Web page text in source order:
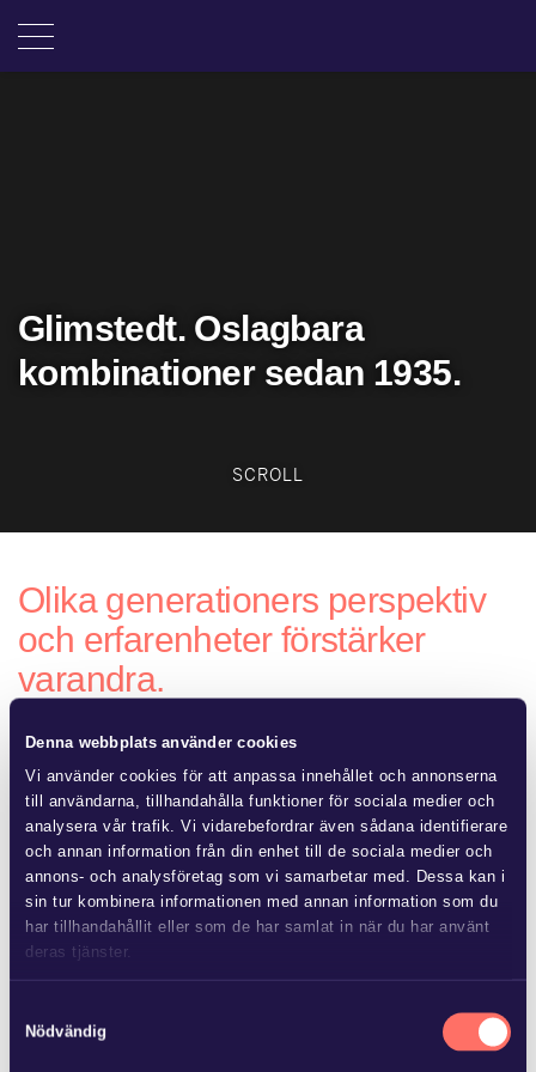
Denna webbplats använder cookies
Vi använder cookies för att anpassa innehållet och annonserna
till användarna, tillhandahålla funktioner för sociala medier och
analysera vår trafik. Vi vidarebefordrar även sådana identifierare
och annan information från din enhet till de sociala medier och
annons- och analysföretag som vi samarbetar med. Dessa kan i
sin tur kombinera informationen med annan information som du
har tillhandahållit eller som de har samlat in när du har använt
deras tjänster.
oss och på vilket sätt vi behandlar personuppgifter.
Nödvändig
Glimstedt. Oslagbara
kombinationer sedan 1935.
SCROLL
Olika generationers perspektiv
och erfarenheter förstärker
varandra.
affärsjuridik. Våra klienter är oftast stora och medelstora
svenska och internationella företag. Vi finns på elva kontor i
Sverige och tre i Baltikum. Våra 200 medarbetare
samarbetar sömlöst över kontorsgränserna och kan därmed
bilda en fantastisk kompetenskraft vid behov.